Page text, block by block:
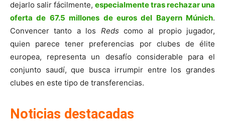
dejarlo salir fácilmente, especialmente tras rechazar una
oferta de 67.5 millones de euros del Bayern Múnich.
Convencer tanto a los Reds como al propio jugador,
quien parece tener preferencias por clubes de élite
europea, representa un desafío considerable para el
conjunto saudí, que busca irrumpir entre los grandes
clubes en este tipo de transferencias.
Noticias destacadas